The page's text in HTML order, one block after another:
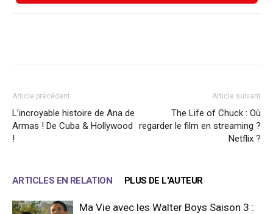
Article précédent
L’incroyable histoire de Ana de
Armas ! De Cuba & Hollywood
!
Article suivant
The Life of Chuck : Où
regarder le film en streaming ?
Netflix ?
ARTICLES EN RELATION PLUS DE L'AUTEUR
Ma Vie avec les Walter Boys Saison 3 :